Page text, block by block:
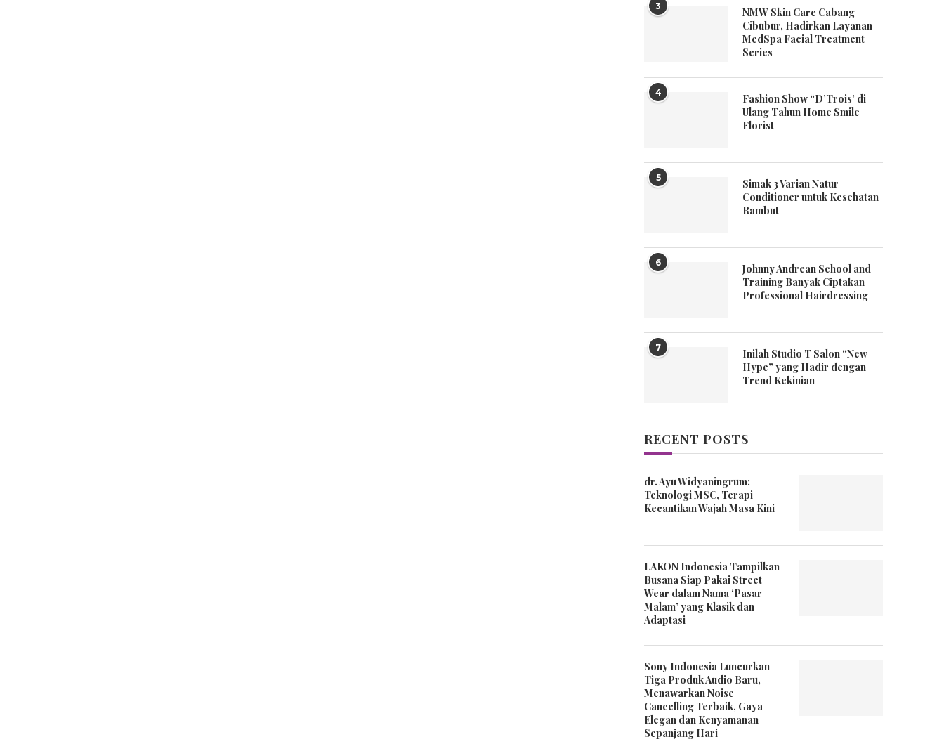
3
NMW Skin Care Cabang
Cibubur, Hadirkan Layanan
MedSpa Facial Treatment
Series
4
Fashion Show “D’Trois’ di
Ulang Tahun Home Smile
Florist
5
Simak 3 Varian Natur
Conditioner untuk Kesehatan
Rambut
6
Johnny Andrean School and
Training Banyak Ciptakan
Professional Hairdressing
7
Inilah Studio T Salon “New
Hype” yang Hadir dengan
Trend Kekinian
RECENT POSTS
dr. Ayu Widyaningrum:
Teknologi MSC, Terapi
Kecantikan Wajah Masa Kini
LAKON Indonesia Tampilkan
Busana Siap Pakai Street
Wear dalam Nama ‘Pasar
Malam’ yang Klasik dan
Adaptasi
Sony Indonesia Luncurkan
Tiga Produk Audio Baru,
Menawarkan Noise
Cancelling Terbaik, Gaya
Elegan dan Kenyamanan
Sepanjang Hari